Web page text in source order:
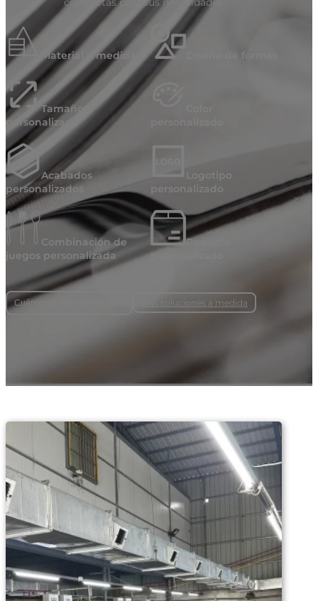
Material a medida
Tamaño
personalizado
Acabados
personalizados
Logotipo
personalizado
Combinación de
juegos personalizada
Paquete
personalizado
Cuéntenos sus necesidades Más soluciones a medida